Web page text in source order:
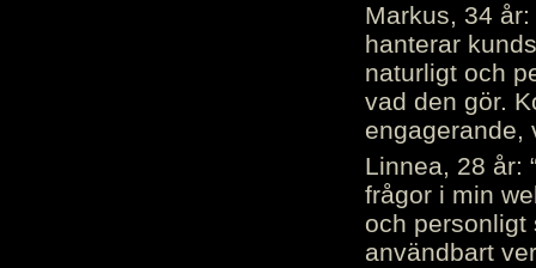
Markus, 34
hanterar
naturligt och
vad den gör.
engagerande,
Linnea, 28 år:
frågor i min
och personligt
användbart